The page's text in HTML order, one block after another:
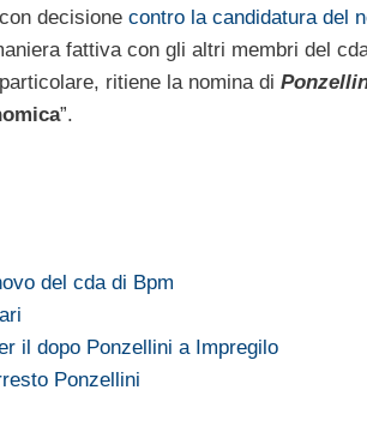
decisione contro la candidatura del
fattiva con gli altri membri del
ritiene la nomina di
”.
del cda di Bpm
il dopo Ponzellini a Impregilo
Ponzellini